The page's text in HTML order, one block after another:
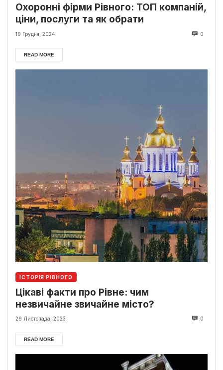
Охоронні фірми Рівного: ТОП компаній,
ціни, послуги та як обрати
19 Грудня, 2024 0
READ MORE
ІСТОРІЯ РІВНОГО
Цікаві факти про Рівне: чим
незвичайне звичайне місто?
29 Листопада, 2023 0
READ MORE